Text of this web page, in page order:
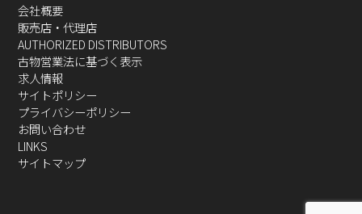
会社概要
販売店・代理店
AUTHORIZED DISTRIBUTORS
古物営業法に基づく表示
求人情報
サイトポリシー
プライバシーポリシー
お問い合わせ
LINKS
サイトマップ